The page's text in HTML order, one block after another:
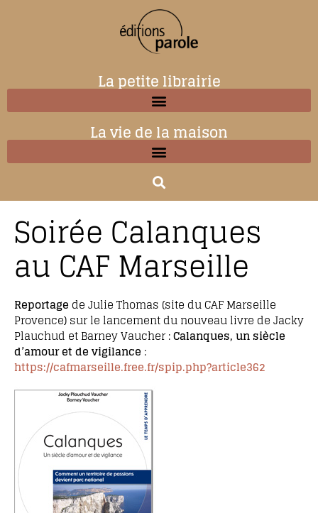
La petite librairie
La vie de la maison
Soirée Calanques
au CAF Marseille
Reportage de Julie Thomas (site du CAF Marseille
Provence) sur le lancement du nouveau livre de Jacky
Plauchud et Barney Vaucher :Calanques, un siècle
d’amour et de vigilance :
https://cafmarseille.free.fr/spip.php?article362